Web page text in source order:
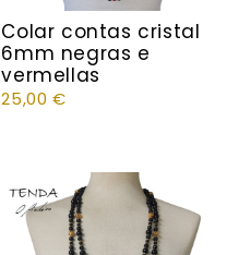
Colar contas cristal
6mm negras e
vermellas
25,00 €